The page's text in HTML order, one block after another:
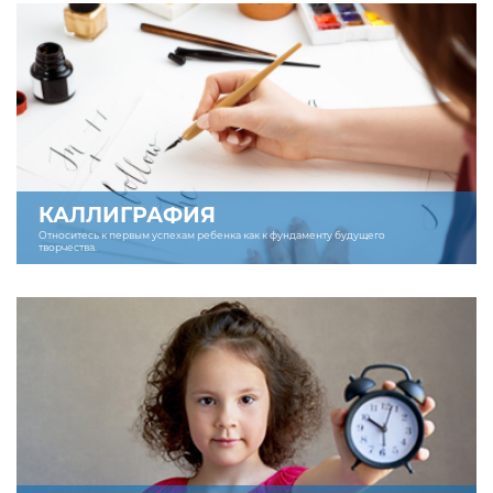
КАЛЛИГРАФИЯ
Относитесь к первым успехам ребенка как к фундаменту будущего
творчества.